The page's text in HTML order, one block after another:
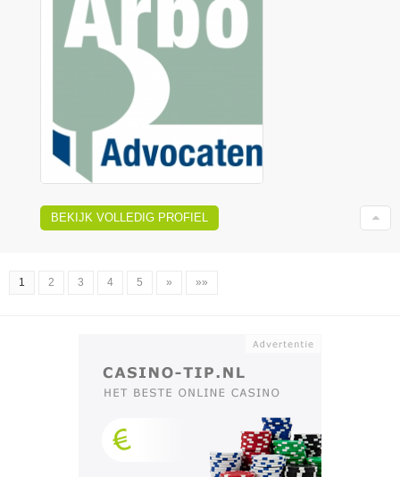
BEKIJK VOLLEDIG PROFIEL
1 2 3 4 5 » »»